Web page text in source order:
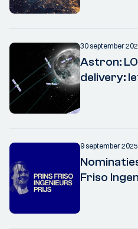
30 september
Astron:
delivery:
9 september 2025
Friso